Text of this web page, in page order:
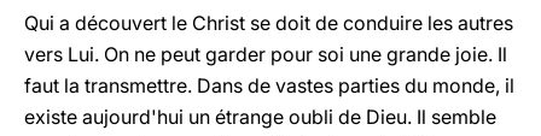
Qui a découvert le Christ se doit de conduire les autres
vers Lui. On ne peut garder pour soi une grande joie. Il
faut la transmettre. Dans de vastes parties du monde, il
existe aujourd'hui un étrange oubli de Dieu. Il semble